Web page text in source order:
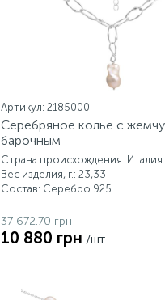
Артикул: 2185000
Серебряное колье с
барочным
Страна происхождения: Италия
Вес изделия, г.: 23,33
Состав: Серебро 925
37 672.70 грн
10 880 грн /шт.